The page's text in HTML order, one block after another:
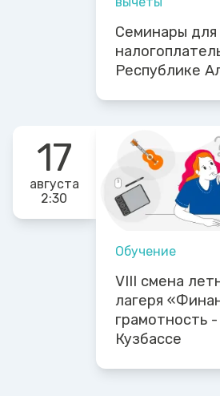
Семинары для
Республике
17
августа
2:30
Обучение
VIII смена
лагеря
грамотность
Кузбассе